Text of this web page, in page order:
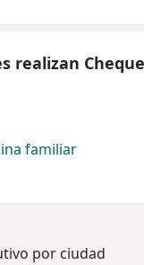
realizan
familiar
por ciudad